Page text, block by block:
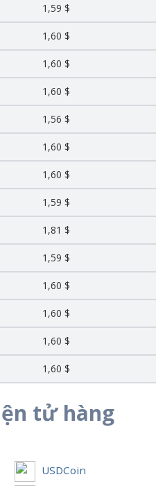
1,59 $
1,60 $
1,60 $
1,60 $
1,56 $
1,60 $
1,60 $
1,59 $
1,81 $
1,59 $
1,60 $
1,60 $
1,60 $
1,60 $
tử hàng
USDCoin